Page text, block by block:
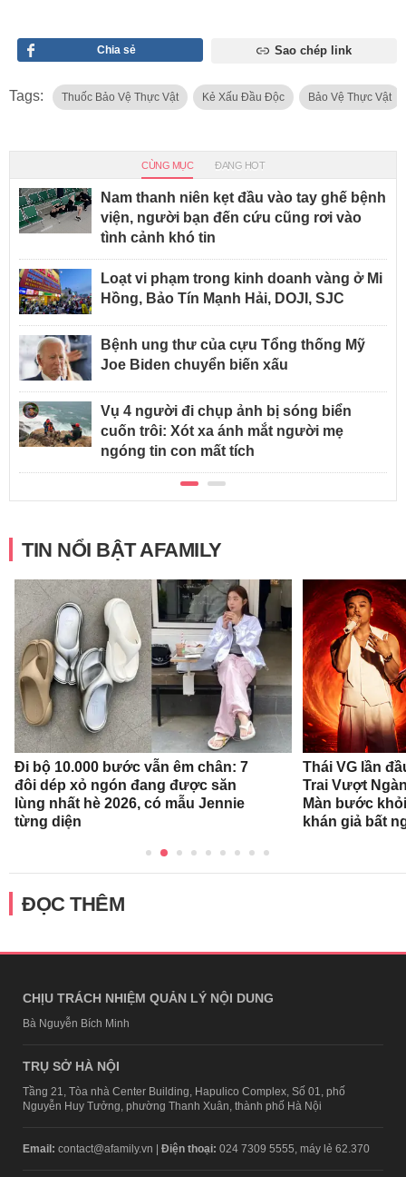
Chia sẻ Sao chép link
Tags: Thuốc Bảo Vệ Thực Vật Kẻ Xấu Đầu Độc Bảo Vệ Thực Vật
CÙNG MỤC ĐANG HOT
Nam thanh niên kẹt đầu vào tay ghế bệnh
viện, người bạn đến cứu cũng rơi vào
tình cảnh khó tin
Loạt vi phạm trong kinh doanh vàng ở Mi
Hồng, Bảo Tín Mạnh Hải, DOJI, SJC
Bệnh ung thư của cựu Tổng thống Mỹ
Joe Biden chuyển biến xấu
Vụ 4 người đi chụp ảnh bị sóng biển
cuốn trôi: Xót xa ánh mắt người mẹ
ngóng tin con mất tích
TIN NỔI BẬT AFAMILY
Đi bộ 10.000 bước vẫn êm chân: 7
đôi dép xỏ ngón đang được săn
lùng nhất hè 2026, có mẫu Jennie
từng diện
Thái VG lần
Trai Vượt
Màn bước
khán giả bất
ĐỌC THÊM
CHỊU TRÁCH NHIỆM QUẢN LÝ NỘI DUNG
Bà Nguyễn Bích Minh
TRỤ SỞ HÀ NỘI
Tầng 21, Tòa nhà Center Building, Hapulico Complex, Số 01, phố
Nguyễn Huy Tưởng, phường Thanh Xuân, thành phố Hà Nội
Email: contact@afamily.vn | Điện thoại: 024 7309 5555, máy lẻ 62.370